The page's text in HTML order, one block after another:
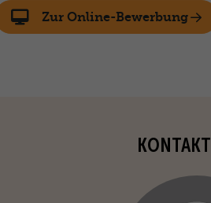
Zur Online-Bewerbung
KONTAKT